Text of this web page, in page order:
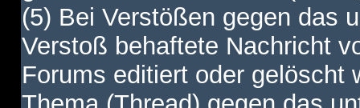
(5) Bei Verstößen gegen das
Verstoß behaftete Nachricht
Forums editiert oder gelöscht